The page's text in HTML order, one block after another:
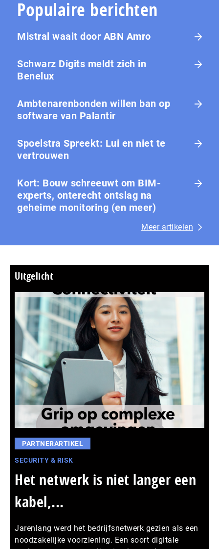
Populaire berichten
Mistral waait door ABN Amro
Schwarz Digits meldt zich in
Benelux
Ambtenarenbonden willen ban op
software van Palantir
Spoelstra Spreekt: Lui en niet te
vertrouwen
Kort: Bouw schreeuwt om BIM-
experts, onterecht ontslag na
geheime monitoring (en meer)
Meer artikelen
Uitgelicht
PARTNERARTIKEL
SECURITY & RISK
Het netwerk is niet langer een
kabel,...
Jarenlang werd het bedrijfsnetwerk gezien als een
noodzakelijke voorziening. Een soort digitale